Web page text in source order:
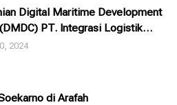
Digital Maritime Development
PT. Integrasi Logistik
(ILCS) / Pelindo Solusi
2024
di Arafah